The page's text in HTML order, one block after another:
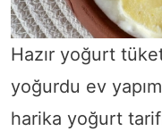
Hazır yoğurt
yoğurdu ev
harika yoğurt